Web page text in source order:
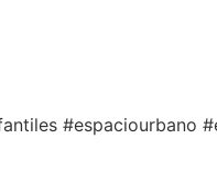
#espaciourbano